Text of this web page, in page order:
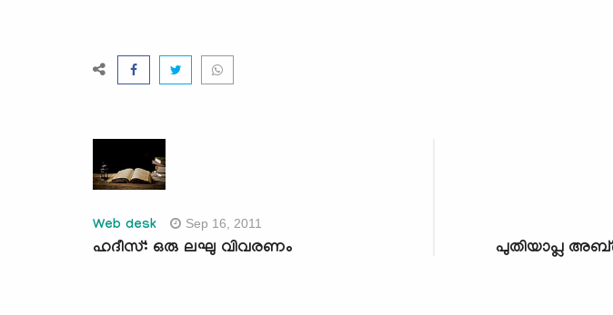
Web desk Sep 16, 2011
ഹദീസ്: ഒരു ലഘു വിവരണം പുതിയാപ്ല